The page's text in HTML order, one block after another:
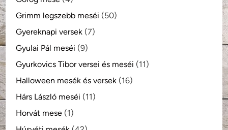
Grimm legszebb meséi (50)
Gyereknapi versek (7)
Gyulai Pál meséi (9)
Gyurkovics Tibor versei és meséi (11)
Halloween mesék és versek (16)
Hárs László meséi (11)
Horvát mese (1)